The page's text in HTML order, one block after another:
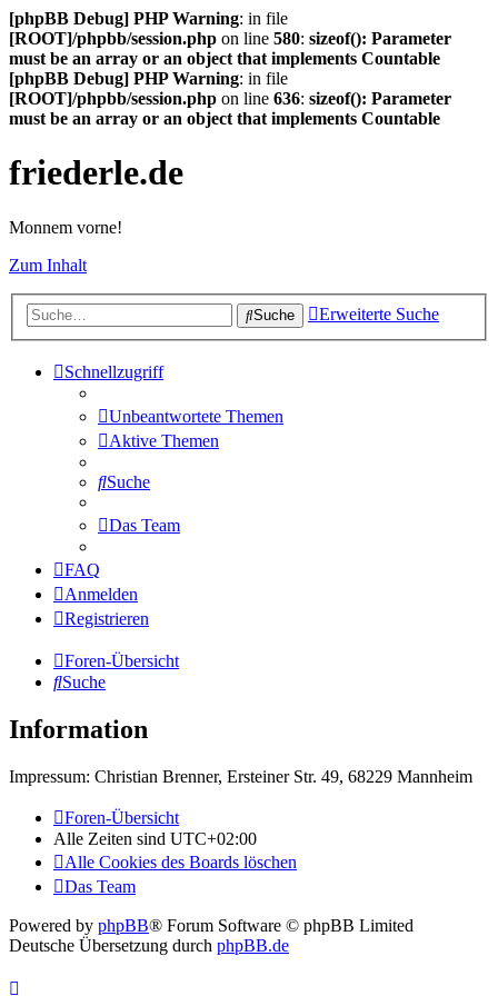
[phpBB Debug] PHP Warning: in file
[ROOT]/phpbb/session.php on line 580: sizeof(): Parameter
must be an array or an object that implements Countable
[phpBB Debug] PHP Warning: in file
[ROOT]/phpbb/session.php on line 636: sizeof(): Parameter
must be an array or an object that implements Countable
friederle.de
Monnem vorne!
Zum Inhalt
Suche Erweiterte Suche
Schnellzugriff
Unbeantwortete Themen
Aktive Themen
Suche
Das Team
FAQ
Anmelden
Registrieren
Foren-Übersicht
Suche
Information
Impressum: Christian Brenner, Ersteiner Str. 49, 68229 Mannheim
Foren-Übersicht
Alle Zeiten sind UTC+02:00
Alle Cookies des Boards löschen
Das Team
Powered by phpBB® Forum Software © phpBB Limited
Deutsche Übersetzung durch phpBB.de